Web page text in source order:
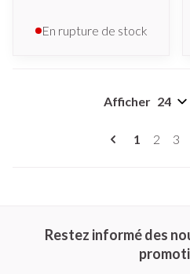
En rupture de stock
Vous
1 Page
2 Page
3
Afficher
Restez informé des